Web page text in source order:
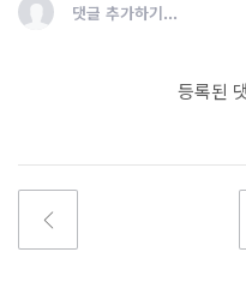
댓글 추가하기...
등록된